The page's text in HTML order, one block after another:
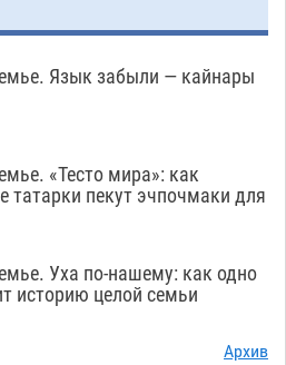
волонтер из Астрахани
08.08 578
дорогу вне
колеса авто в Астрахани
помог подростку
за честный труд
астраханские
проиграли пермякам
Язык забыли — кайнары
«Тесто мира»: как
татарки пекут эчпочмаки для
Уха по-нашему: как одно
историю целой семьи
Архив